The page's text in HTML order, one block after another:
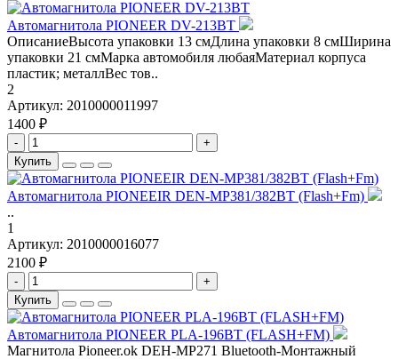
Автомагнитола PIONEER DV-213BT
ОписаниеВысота упаковки 13 смДлина упаковки 8 смШирина
упаковки 21 смМарка автомобиля любаяМатериал корпуса
пластик; металлВес тов..
2
Артикул: 2010000011997
1400 ₽
-
+
Купить
Автомагнитола PIONEEIR DEN-MP381/382BT (Flash+Fm)
..
1
Артикул: 2010000016077
2100 ₽
-
+
Купить
Автомагнитола PIONEER PLA-196BT (FLASH+FM)
Магнитола Pioneer.ok DEH-MP271 Bluetooth-Монтажный